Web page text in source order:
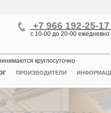
ПРОИЗВОДИТЕЛИ
+7 966 192-25-17
с 10-00 до 20-00 ежедневно
круглосуточно